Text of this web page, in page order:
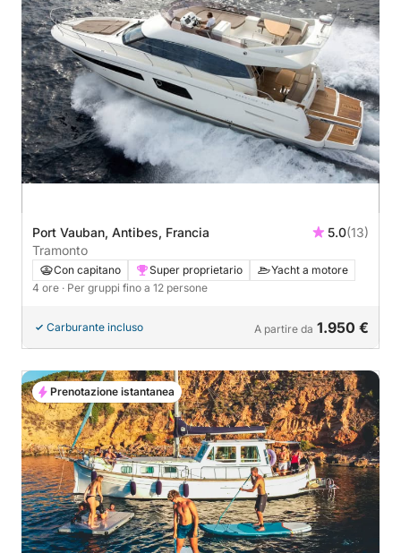
Port Vauban, Antibes, Francia 5.0(13)
Tramonto
Con capitano Super proprietario
Yacht a motore
4 ore · Per gruppi fino a 12 persone
Carburante incluso A partire da 1.950 €
Prenotazione istantanea